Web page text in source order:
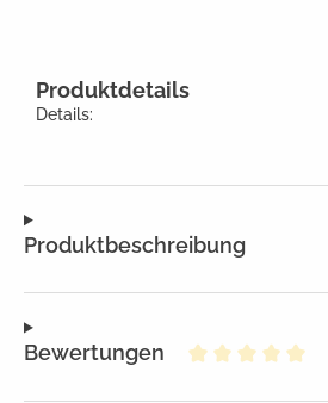
Produktbeschreibung
Bewertungen
Produktdetails
Details: